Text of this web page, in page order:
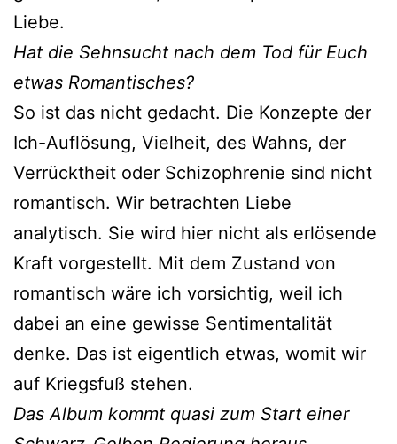
Liebe.
Hat die Sehnsucht nach dem Tod für Euch
etwas Romantisches?
So ist das nicht gedacht. Die Konzepte der
Ich-Auflösung, Vielheit, des Wahns, der
Verrücktheit oder Schizophrenie sind nicht
romantisch. Wir betrachten Liebe
analytisch. Sie wird hier nicht als erlösende
Kraft vorgestellt. Mit dem Zustand von
romantisch wäre ich vorsichtig, weil ich
dabei an eine gewisse Sentimentalität
denke. Das ist eigentlich etwas, womit wir
auf Kriegsfuß stehen.
Das Album kommt quasi zum Start einer